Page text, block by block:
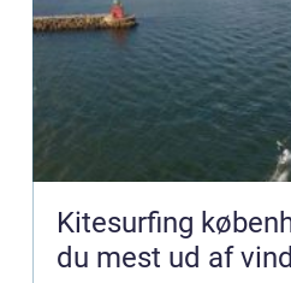
Kitesurfing københavn
du mest ud af